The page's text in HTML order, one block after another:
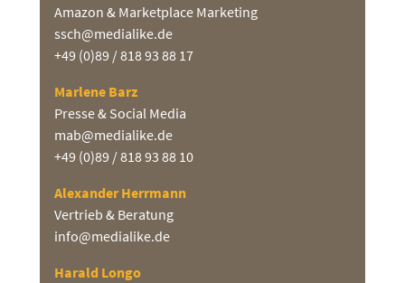
Amazon & Marketplace Marketing
ssch@medialike.de
+49 (0)89 / 818 93 88 17
Marlene Barz
Presse & Social Media
mab@medialike.de
+49 (0)89 / 818 93 88 10
Alexander Herrmann
Vertrieb & Beratung
info@medialike.de
Harald Longo